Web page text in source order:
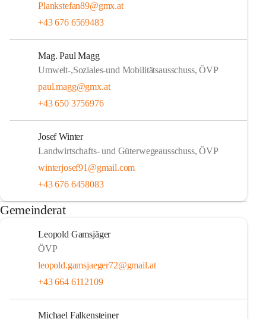
Plankstefan89@gmx.at
+43 676 6569483
Mag. Paul Magg
Umwelt-,Soziales-und Mobilitätsausschuss, ÖVP
paul.magg@gmx.at
+43 650 3756976
Josef Winter
Landwirtschafts- und Güterwegeausschuss, ÖVP
winterjosef91@gmail.com
+43 676 6458083
Gemeinderat
Leopold Gamsjäger
ÖVP
leopold.gamsjaeger72@gmail.at
+43 664 6112109
Michael Falkensteiner